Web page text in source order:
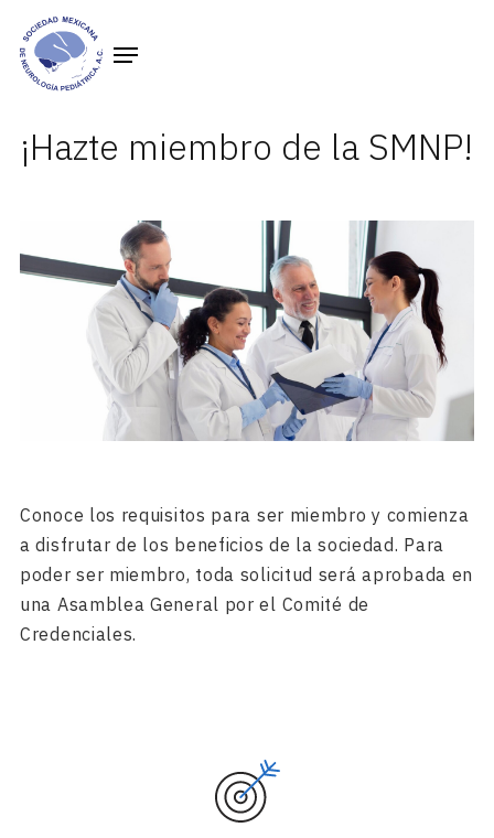
¡Hazte miembro de la SMNP!
Conoce los requisitos para ser miembro y comienza
a disfrutar de los beneficios de la sociedad. Para
poder ser miembro, toda solicitud será aprobada en
una Asamblea General por el Comité de
Credenciales.